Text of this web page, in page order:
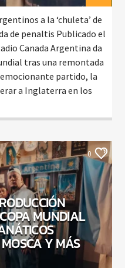
a la ‘chuleta’ de
de penaltis Publicado el
Canada Argentina da
tras una remontada
partido, la
a Inglaterra en los
0
MUNDIAL
Y MÁS